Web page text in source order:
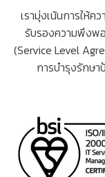
เรามุ่งเน้นการให้ค
รับรองความพึงพ
(Service Level
การบำรุงรักษ